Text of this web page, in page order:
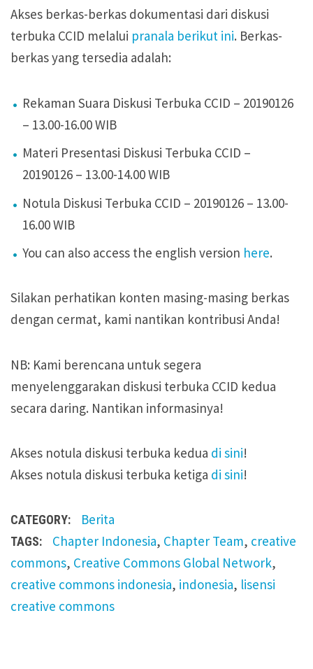
Akses berkas-berkas dokumentasi dari diskusi
terbuka CCID melalui pranala berikut ini. Berkas-
berkas yang tersedia adalah:
Rekaman Suara Diskusi Terbuka CCID – 20190126
– 13.00-16.00 WIB
Materi Presentasi Diskusi Terbuka CCID –
20190126 – 13.00-14.00 WIB
Notula Diskusi Terbuka CCID – 20190126 – 13.00-
16.00 WIB
You can also access the english version here.
Silakan perhatikan konten masing-masing berkas
dengan cermat, kami nantikan kontribusi Anda!
NB: Kami berencana untuk segera
menyelenggarakan diskusi terbuka CCID kedua
secara daring. Nantikan informasinya!
Akses notula diskusi terbuka kedua di sini!
Akses notula diskusi terbuka ketiga di sini!
CATEGORY: Berita
TAGS: Chapter Indonesia, Chapter Team, creative
commons, Creative Commons Global Network,
creative commons indonesia, indonesia, lisensi
creative commons